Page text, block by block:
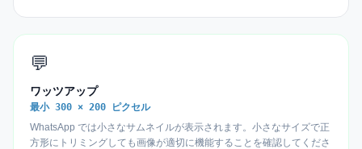
💬
ワッツアップ
最小 300 × 200 ピクセル
WhatsApp では小さなサムネイルが表示されます。小さなサイズで正
方形にトリミングしても画像が適切に機能することを確認してくださ